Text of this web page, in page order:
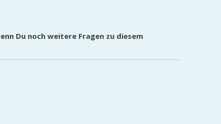
Du noch weitere Fragen zu diesem